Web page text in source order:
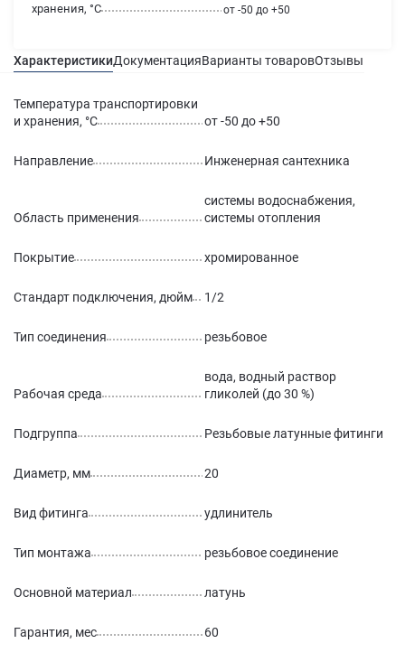
хранения, °С
от -50 до +50
ХарактеристикиДокументацияВарианты товаровОтзывы
Температура транспортировки
и хранения, °С
от -50 до +50
Направление Инженерная сантехника
Область применения
системы водоснабжения,
системы отопления
Покрытие хромированное
Стандарт подключения, дюйм 1/2
Тип соединения резьбовое
Рабочая среда
вода, водный раствор
гликолей (до 30 %)
Подгруппа Резьбовые латунные фитинги
Диаметр, мм 20
Вид фитинга удлинитель
Тип монтажа резьбовое соединение
Основной материал латунь
Гарантия, мес 60